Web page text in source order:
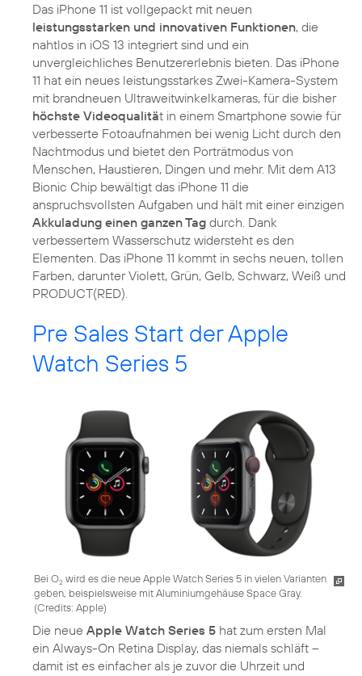
Das iPhone 11 ist vollgepackt mit neuen
leistungsstarken und innovativen Funktionen, die
nahtlos in iOS 13 integriert sind und ein
unvergleichliches Benutzererlebnis bieten. Das iPhone
11 hat ein neues leistungsstarkes Zwei-Kamera-System
mit brandneuen Ultraweitwinkelkameras, für die bisher
höchste Videoqualität in einem Smartphone sowie für
verbesserte Fotoaufnahmen bei wenig Licht durch den
Nachtmodus und bietet den Porträtmodus von
Menschen, Haustieren, Dingen und mehr. Mit dem A13
Bionic Chip bewältigt das iPhone 11 die
anspruchsvollsten Aufgaben und hält mit einer einzigen
Akkuladung einen ganzen Tag durch. Dank
verbessertem Wasserschutz widersteht es den
Elementen. Das iPhone 11 kommt in sechs neuen, tollen
Farben, darunter Violett, Grün, Gelb, Schwarz, Weiß und
PRODUCT(RED).
Pre Sales Start der Apple
Watch Series 5
Bei O2 wird es die neue Apple Watch Series 5 in vielen Varianten
geben, beispielsweise mit Aluminium­gehäuse Space Gray.
(Credits: Apple)
Die neue Apple Watch Series 5 hat zum ersten Mal
ein Always-On Retina Display, das niemals schläft –
damit ist es einfacher als je zuvor die Uhrzeit und